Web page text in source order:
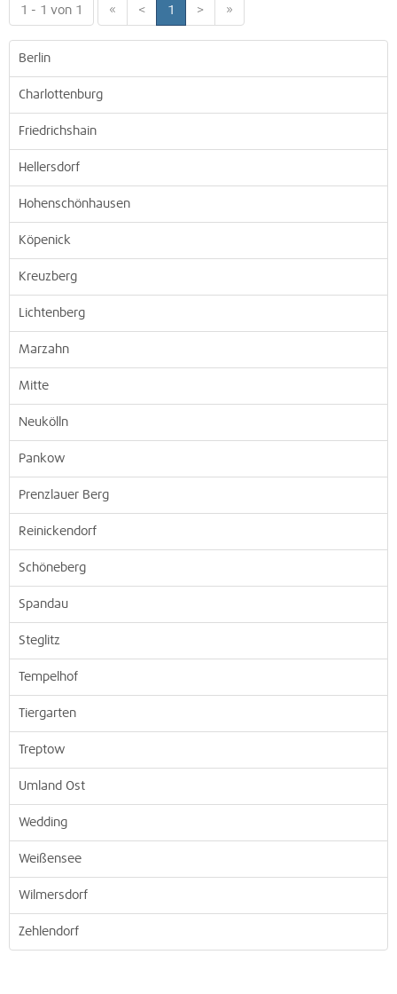
1 - 1 von 1 « < 1 > »
Berlin
Charlottenburg
Friedrichshain
Hellersdorf
Hohenschönhausen
Köpenick
Kreuzberg
Lichtenberg
Marzahn
Mitte
Neukölln
Pankow
Prenzlauer Berg
Reinickendorf
Schöneberg
Spandau
Steglitz
Tempelhof
Tiergarten
Treptow
Umland Ost
Wedding
Weißensee
Wilmersdorf
Zehlendorf